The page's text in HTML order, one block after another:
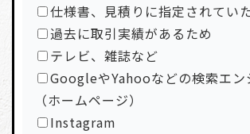
仕様書、見積りに指定されてい
過去に取引実績があるため
テレビ、雑誌など
GoogleやYahooなどの検索エン
（ホームページ）
Instagram